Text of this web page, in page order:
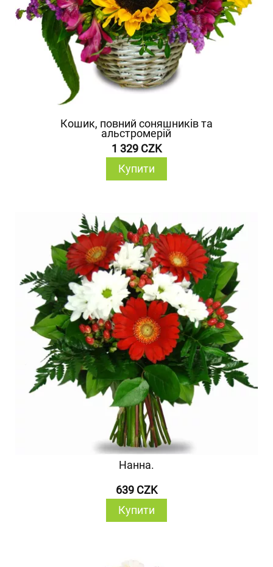
Кошик, повний соняшників та
альстромерій
1 329 CZK
Купити
Нанна.
639 CZK
Купити